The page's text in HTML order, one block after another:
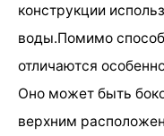
конструкции
воды.Помимо
отличаются
Оно может быть
верхним